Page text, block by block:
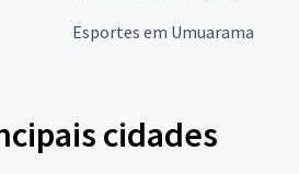
Esportes em Umuarama
cidades